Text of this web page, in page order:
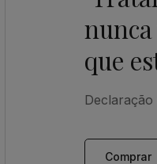
que
Comprar